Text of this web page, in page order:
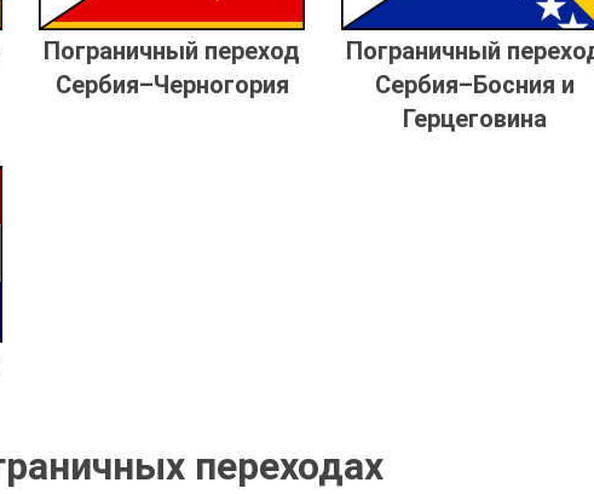
Пограничный переход
Сербия–Черногория
Пограничный
Сербия–Босния и
Герцеговина
переходах